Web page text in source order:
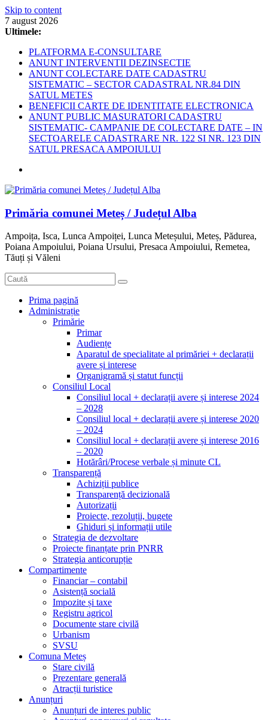
Skip to content
7 august 2026
Ultimele:
PLATFORMA E-CONSULTARE
ANUNT INTERVENTII DEZINSECTIE
ANUNT COLECTARE DATE CADASTRU
SISTEMATIC – SECTOR CADASTRAL NR.84 DIN
SATUL METES
BENEFICII CARTE DE IDENTITATE ELECTRONICA
ANUNT PUBLIC MASURATORI CADASTRU
SISTEMATIC- CAMPANIE DE COLECTARE DATE – IN
SECTOARELE CADASTRARE NR. 122 SI NR. 123 DIN
SATUL PRESACA AMPOIULUI
Primăria comunei Meteș / Județul Alba
Ampoița, Isca, Lunca Ampoiței, Lunca Meteșului, Meteș, Pădurea,
Poiana Ampoiului, Poiana Ursului, Presaca Ampoiului, Remetea,
Tăuți și Văleni
Prima pagină
Administrație
Primărie
Primar
Audiențe
Aparatul de specialitate al primăriei + declarații
avere și interese
Organigramă și statut funcții
Consiliul Local
Consiliul local + declarații avere și interese 2024
– 2028
Consiliul local + declarații avere și interese 2020
– 2024
Consiliul local + declarații avere și interese 2016
– 2020
Hotărâri/Procese verbale și minute CL
Transparență
Achiziții publice
Transparență decizională
Autorizații
Proiecte, rezoluții, bugete
Ghiduri și informații utile
Strategia de dezvoltare
Proiecte finanțate prin PNRR
Strategia anticorupție
Compartimente
Financiar – contabil
Asistență socială
Impozite și taxe
Registru agricol
Documente stare civilă
Urbanism
SVSU
Comuna Meteș
Stare civilă
Prezentare generală
Atracții turistice
Anunțuri
Anunțuri de interes public